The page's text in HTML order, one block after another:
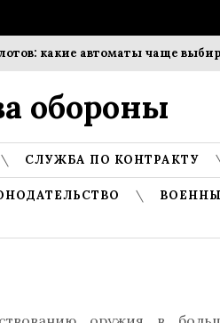
какие автоматы чаще
обороны
СЛУЖБА ПО КОНТРАКТУ